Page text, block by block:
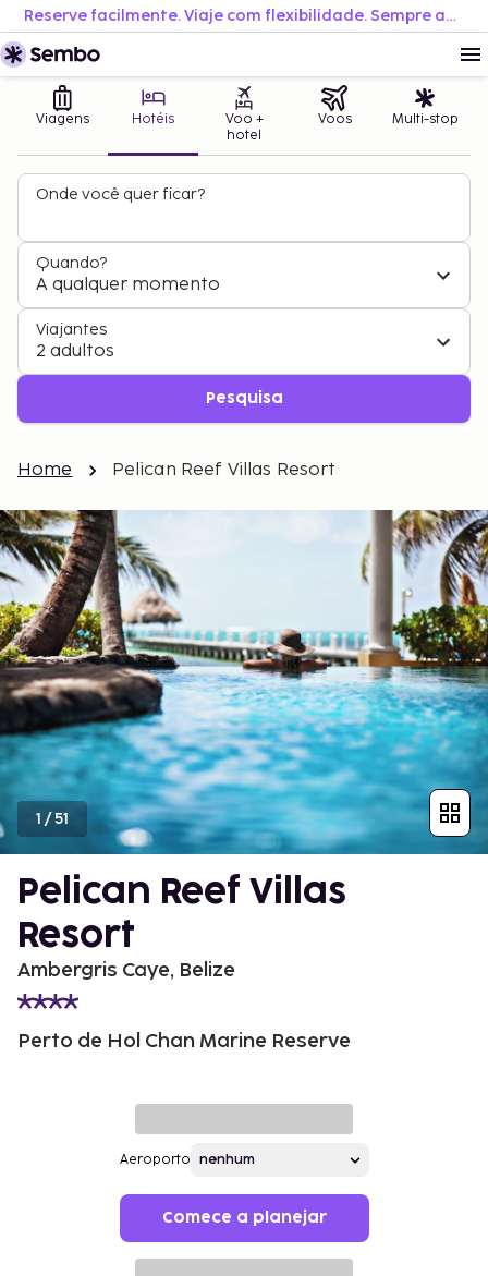
Reserve facilmente. Viaje com flexibilidade. Sempre ao melhor preço.
Viagens Hotéis
Voo +
hotel
Voos Multi-stop
Onde você quer ficar?
Quando?
A qualquer momento
Viajantes
2 adultos
Pesquisa
Home Pelican Reef Villas Resort
1 /51
Pelican Reef Villas
Resort
Ambergris Caye, Belize
Perto de Hol Chan Marine Reserve
Aeroporto
Comece a planejar